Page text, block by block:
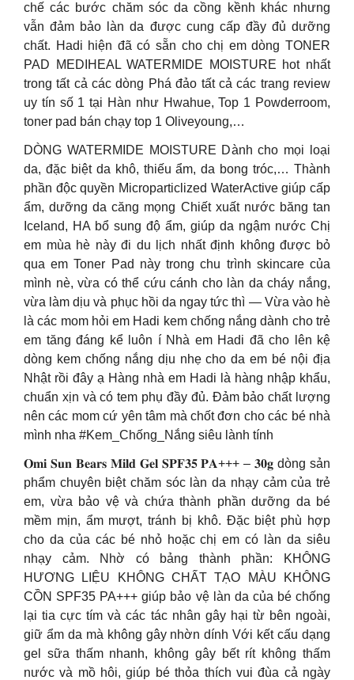
chế các bước chăm sóc da cồng kềnh khác nhưng
vẫn đảm bảo làn da được cung cấp đầy đủ dưỡng
chất. Hadi hiện đã có sẵn cho chị em dòng TONER
PAD MEDIHEAL WATERMIDE MOISTURE hot nhất
trong tất cả các dòng Phá đảo tất cả các trang review
uy tín số 1 tại Hàn như Hwahue, Top 1 Powderroom,
toner pad bán chạy top 1 Oliveyoung,…
DÒNG WATERMIDE MOISTURE Dành cho mọi loại
da, đặc biệt da khô, thiếu ẩm, da bong tróc,… Thành
phần độc quyền Microparticlized WaterActive giúp cấp
ẩm, dưỡng da căng mọng Chiết xuất nước băng tan
Iceland, HA bổ sung độ ẩm, giúp da ngậm nước Chị
em mùa hè này đi du lịch nhất định không được bỏ
qua em Toner Pad này trong chu trình skincare của
mình nè, vừa có thể cứu cánh cho làn da cháy nắng,
vừa làm dịu và phục hồi da ngay tức thì — Vừa vào hè
là các mom hỏi em Hadi kem chống nắng dành cho trẻ
em tăng đáng kể luôn í Nhà em Hadi đã cho lên kệ
dòng kem chống nắng dịu nhẹ cho da em bé nội địa
Nhật rồi đây ạ Hàng nhà em Hadi là hàng nhập khẩu,
chuẩn xịn và có tem phụ đầy đủ. Đảm bảo chất lượng
nên các mom cứ yên tâm mà chốt đơn cho các bé nhà
mình nha #Kem_Chống_Nắng siêu lành tính
𝐎𝐦𝐢 𝐒𝐮𝐧 𝐁𝐞𝐚𝐫𝐬 𝐌𝐢𝐥𝐝 𝐆𝐞𝐥 𝐒𝐏𝐅𝟑𝟓 𝐏𝐀+++ – 𝟑𝟎𝐠 dòng sản
phẩm chuyên biệt chăm sóc làn da nhạy cảm của trẻ
em, vừa bảo vệ và chứa thành phần dưỡng da bé
mềm mịn, ẩm mượt, tránh bị khô. Đặc biệt phù hợp
cho da của các bé nhỏ hoặc chị em có làn da siêu
nhạy cảm. Nhờ có bảng thành phần: KHÔNG
HƯƠNG LIỆU KHÔNG CHẤT TẠO MÀU KHÔNG
CỒN SPF35 PA+++ giúp bảo vệ làn da của bé chống
lại tia cực tím và các tác nhân gây hại từ bên ngoài,
giữ ẩm da mà không gây nhờn dính Với kết cấu dạng
gel sữa thấm nhanh, không gây bết rít không thấm
nước và mồ hôi, giúp bé thỏa thích vui đùa cả ngày